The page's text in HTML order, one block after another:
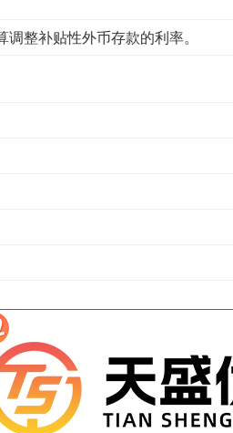
整补贴性外币存款的利率。